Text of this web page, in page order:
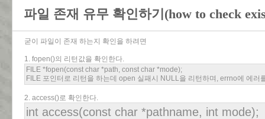
파일 존재 유무 확인하기(how to check
굳이 파일이 존재 하는지 확인을 하려면
1. fopen()의 리턴값을 확인한다.
FILE *fopen(const char *path, const char *mode);
FILE 포인터로 리턴을 하는데 open 실패시 NULL을 리턴하며, errno에 에러
2. access()로 확인한다.
int access(const char *pathname, int mode);